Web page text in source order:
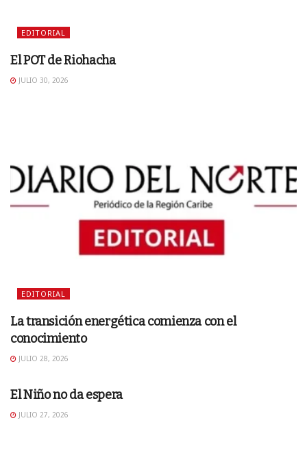
EDITORIAL
El POT de Riohacha
JULIO 30, 2026
EDITORIAL
La transición energética comienza con el
conocimiento
JULIO 28, 2026
El Niño no da espera
JULIO 27, 2026